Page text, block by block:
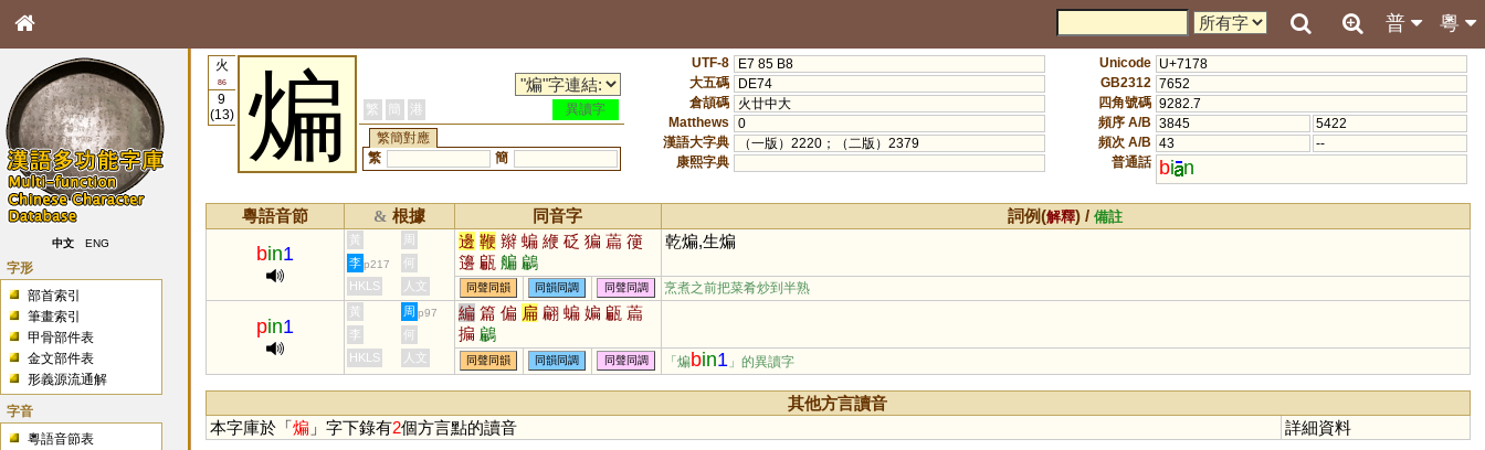
粵
普
中文 ENG
字形
部首索引
筆畫索引
甲骨部件表
金文部件表
形義源流通解
字音
粵語音節表
火
86
9
(13)
煸 繁 簡 港
異讀字
繁簡對應
繁
簡
UTF-8
E7 85 B8
大五碼
DE74
倉頡碼
火廿中大
Matthews
0
漢語大字典
（一版）2220；（二版）2379
康熙字典
Unicode U+7178
GB2312 7652
四角號碼 9282.7
頻序 A/B 3845
5422
頻次 A/B 43
--
普通話 bi n
粵語音節 & 根據 同音字 詞例(解釋) /備註
bin1
黃 周 邊 鞭 辮 蝙 緶 砭 猵 萹 箯
籩 甂 艑 鶣
乾煸,生煸
李 p217
何
HKLS
人文 同聲同韻 同韻同調 同聲同調 烹煮之前把菜肴炒到半熟
pin1
黃 周 p97 編 篇 偏 扁 翩 蝙 媥 甂 萹
揙 鶣
李
何
HKLS
人文 同聲同韻 同韻同調 同聲同調 「煸bin1 」的異讀字
其他方言讀音
本字庫於「 煸 」字下錄有2個方言點的讀音 詳細資料